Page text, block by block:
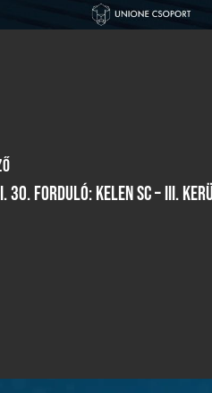
30. FORDULÓ: KELEN SC – III.